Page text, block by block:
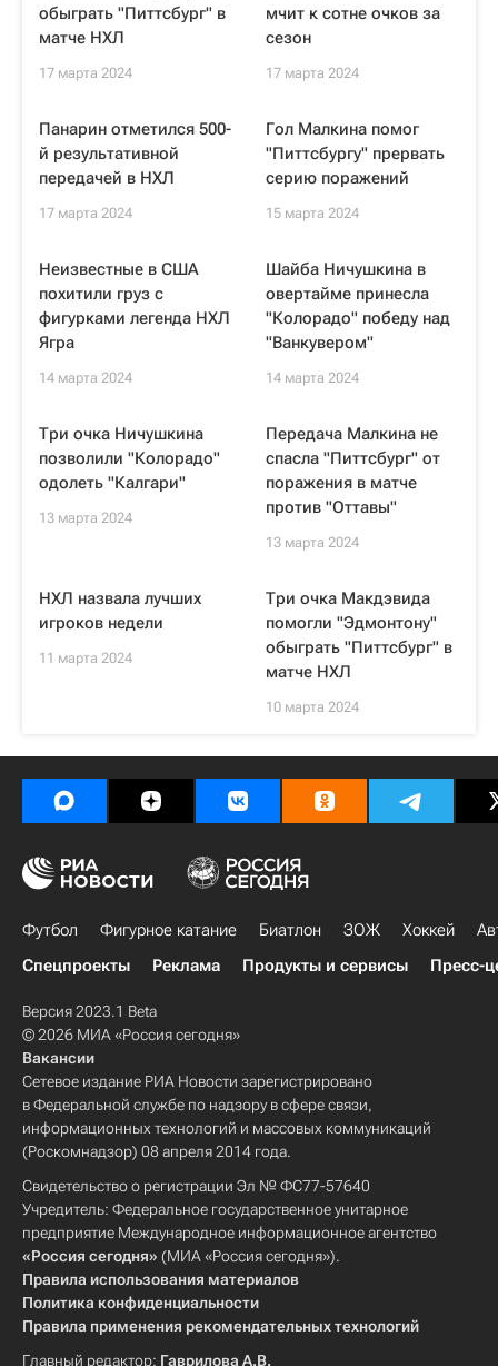
обыграть "Питтсбург" в
матче НХЛ
17 марта 2024
мчит к сотне очков за
сезон
17 марта 2024
Панарин отметился 500-
й результативной
передачей в НХЛ
17 марта 2024
Гол Малкина помог
"Питтсбургу" прервать
серию поражений
15 марта 2024
Неизвестные в США
похитили груз с
фигурками легенда НХЛ
Ягра
14 марта 2024
Шайба Ничушкина в
овертайме принесла
"Колорадо" победу над
"Ванкувером"
14 марта 2024
Три очка Ничушкина
позволили "Колорадо"
одолеть "Калгари"
13 марта 2024
Передача Малкина не
спасла "Питтсбург" от
поражения в матче
против "Оттавы"
13 марта 2024
НХЛ назвала лучших
игроков недели
11 марта 2024
Три очка Макдэвида
помогли "Эдмонтону"
обыграть "Питтсбург" в
матче НХЛ
10 марта 2024
Футбол Фигурное катание Биатлон ЗОЖ Хоккей
Спецпроекты
Реклама Продукты и сервисы Пресс-
Версия 2023.1 Beta
© 2026 МИА «Россия сегодня»
Вакансии
Сетевое издание РИА Новости зарегистрировано
в Федеральной службе по надзору в сфере связи,
информационных технологий и массовых коммуникаций
(Роскомнадзор) 08 апреля 2014 года.
Свидетельство о регистрации Эл № ФС77-57640
Учредитель: Федеральное государственное унитарное
предприятие Международное информационное агентство
«Россия сегодня» (МИА «Россия сегодня»).
Правила использования материалов
Политика конфиденциальности
Правила применения рекомендательных технологий
Главный редактор: Гаврилова А.В.